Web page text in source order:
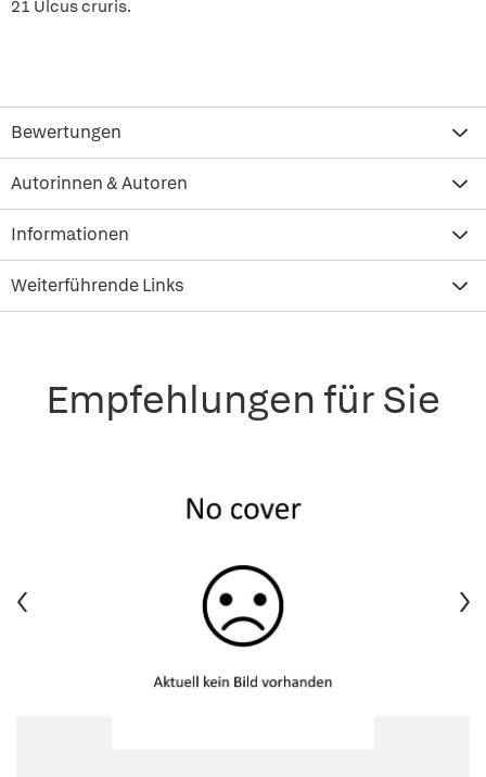
21 Ulcus cruris.
Bewertungen
Autorinnen & Autoren
Informationen
Weiterführende Links
Empfehlungen für Sie